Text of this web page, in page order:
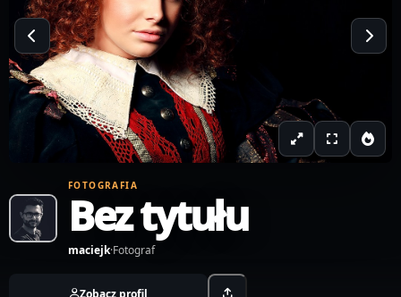
FOTOGRAFIA
Bez tytułu
maciejk·Fotograf
Zobacz profil